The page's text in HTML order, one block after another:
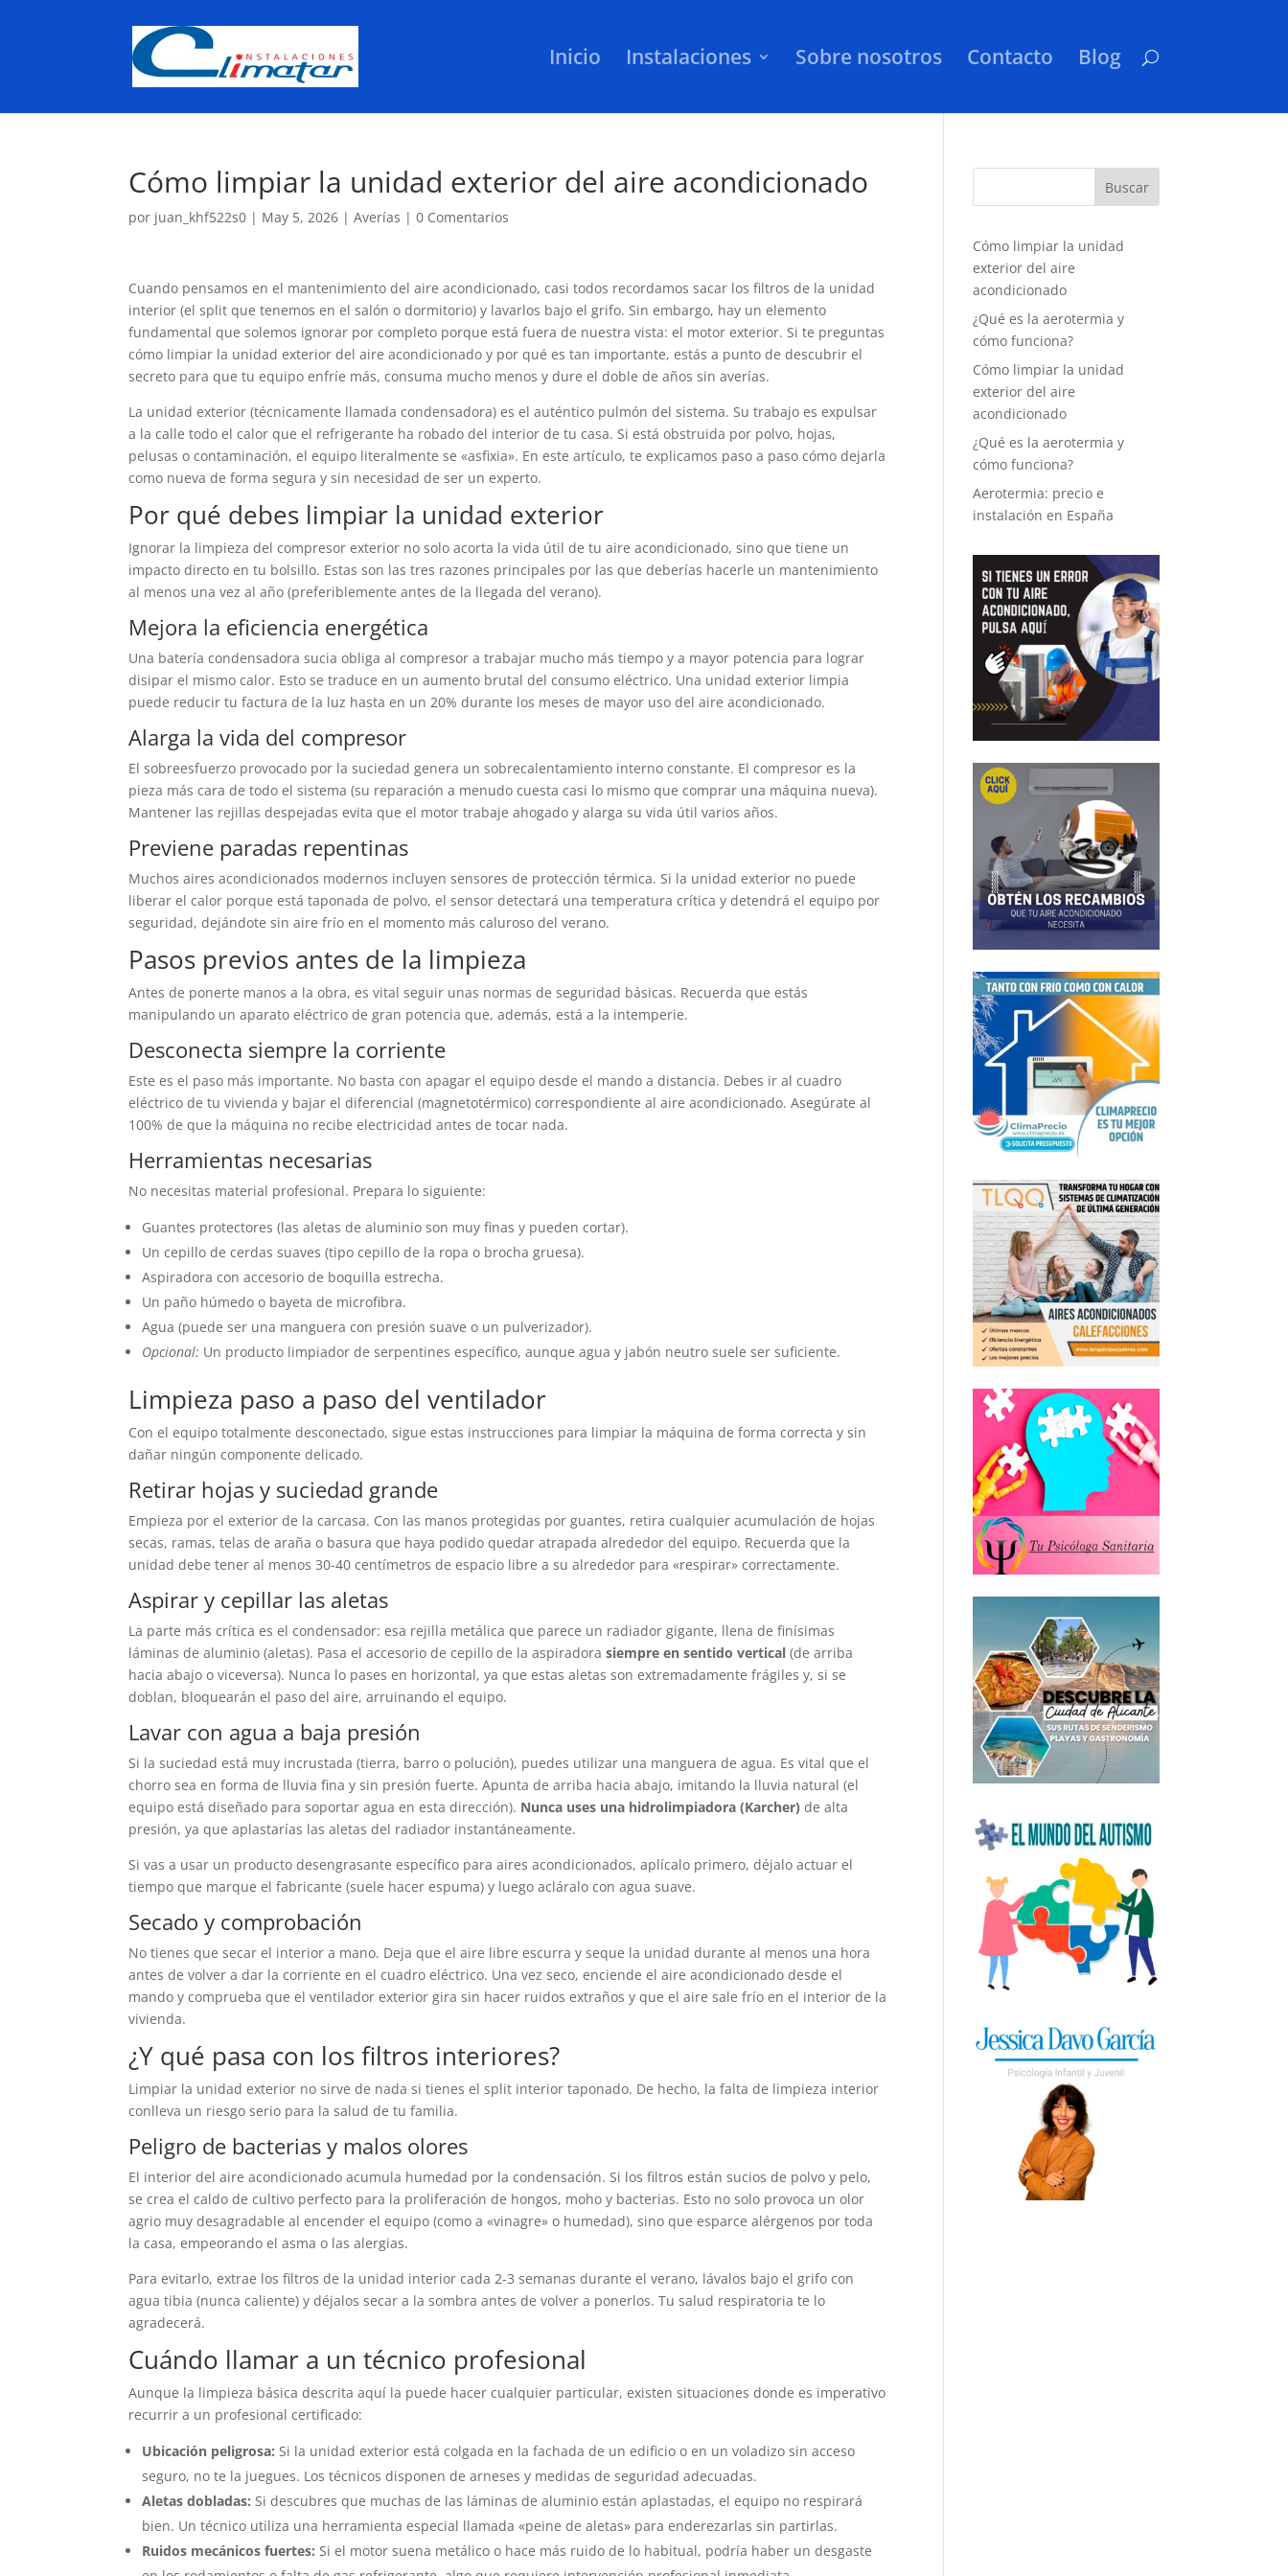
Inicio Instalaciones Sobre nosotros Contacto Blog
Cómo limpiar la unidad exterior del aire acondicionado
por juan_khf522s0 | May 5, 2026 |Averías |0 Comentarios
Cuando pensamos en el mantenimiento del aire acondicionado, casi todos recordamos sacar los filtros de la unidad
interior (el split que tenemos en el salón o dormitorio) y lavarlos bajo el grifo. Sin embargo, hay un elemento
fundamental que solemos ignorar por completo porque está fuera de nuestra vista: el motor exterior. Si te preguntas
cómo limpiar la unidad exterior del aire acondicionado y por qué es tan importante, estás a punto de descubrir el
secreto para que tu equipo enfríe más, consuma mucho menos y dure el doble de años sin averías.
La unidad exterior (técnicamente llamada condensadora) es el auténtico pulmón del sistema. Su trabajo es expulsar
a la calle todo el calor que el refrigerante ha robado del interior de tu casa. Si está obstruida por polvo, hojas,
pelusas o contaminación, el equipo literalmente se «asfixia». En este artículo, te explicamos paso a paso cómo dejarla
como nueva de forma segura y sin necesidad de ser un experto.
Por qué debes limpiar la unidad exterior
Ignorar la limpieza del compresor exterior no solo acorta la vida útil de tu aire acondicionado, sino que tiene un
impacto directo en tu bolsillo. Estas son las tres razones principales por las que deberías hacerle un mantenimiento
al menos una vez al año (preferiblemente antes de la llegada del verano).
Mejora la eficiencia energética
Una batería condensadora sucia obliga al compresor a trabajar mucho más tiempo y a mayor potencia para lograr
disipar el mismo calor. Esto se traduce en un aumento brutal del consumo eléctrico. Una unidad exterior limpia
puede reducir tu factura de la luz hasta en un 20% durante los meses de mayor uso del aire acondicionado.
Alarga la vida del compresor
El sobreesfuerzo provocado por la suciedad genera un sobrecalentamiento interno constante. El compresor es la
pieza más cara de todo el sistema (su reparación a menudo cuesta casi lo mismo que comprar una máquina nueva).
Mantener las rejillas despejadas evita que el motor trabaje ahogado y alarga su vida útil varios años.
Previene paradas repentinas
Muchos aires acondicionados modernos incluyen sensores de protección térmica. Si la unidad exterior no puede
liberar el calor porque está taponada de polvo, el sensor detectará una temperatura crítica y detendrá el equipo por
seguridad, dejándote sin aire frío en el momento más caluroso del verano.
Pasos previos antes de la limpieza
Antes de ponerte manos a la obra, es vital seguir unas normas de seguridad básicas. Recuerda que estás
manipulando un aparato eléctrico de gran potencia que, además, está a la intemperie.
Desconecta siempre la corriente
Este es el paso más importante. No basta con apagar el equipo desde el mando a distancia. Debes ir al cuadro
eléctrico de tu vivienda y bajar el diferencial (magnetotérmico) correspondiente al aire acondicionado. Asegúrate al
100% de que la máquina no recibe electricidad antes de tocar nada.
Herramientas necesarias
No necesitas material profesional. Prepara lo siguiente:
Guantes protectores (las aletas de aluminio son muy finas y pueden cortar).
Un cepillo de cerdas suaves (tipo cepillo de la ropa o brocha gruesa).
Aspiradora con accesorio de boquilla estrecha.
Un paño húmedo o bayeta de microfibra.
Agua (puede ser una manguera con presión suave o un pulverizador).
Opcional: Un producto limpiador de serpentines específico, aunque agua y jabón neutro suele ser suficiente.
Limpieza paso a paso del ventilador
Con el equipo totalmente desconectado, sigue estas instrucciones para limpiar la máquina de forma correcta y sin
dañar ningún componente delicado.
Retirar hojas y suciedad grande
Empieza por el exterior de la carcasa. Con las manos protegidas por guantes, retira cualquier acumulación de hojas
secas, ramas, telas de araña o basura que haya podido quedar atrapada alrededor del equipo. Recuerda que la
unidad debe tener al menos 30-40 centímetros de espacio libre a su alrededor para «respirar» correctamente.
Aspirar y cepillar las aletas
La parte más crítica es el condensador: esa rejilla metálica que parece un radiador gigante, llena de finísimas
láminas de aluminio (aletas). Pasa el accesorio de cepillo de la aspiradorasiempre en sentido vertical (de arriba
hacia abajo o viceversa). Nunca lo pases en horizontal, ya que estas aletas son extremadamente frágiles y, si se
doblan, bloquearán el paso del aire, arruinando el equipo.
Lavar con agua a baja presión
Si la suciedad está muy incrustada (tierra, barro o polución), puedes utilizar una manguera de agua. Es vital que el
chorro sea en forma de lluvia fina y sin presión fuerte. Apunta de arriba hacia abajo, imitando la lluvia natural (el
equipo está diseñado para soportar agua en esta dirección). Nunca uses una hidrolimpiadora (Karcher) de alta
presión, ya que aplastarías las aletas del radiador instantáneamente.
Si vas a usar un producto desengrasante específico para aires acondicionados, aplícalo primero, déjalo actuar el
tiempo que marque el fabricante (suele hacer espuma) y luego acláralo con agua suave.
Secado y comprobación
No tienes que secar el interior a mano. Deja que el aire libre escurra y seque la unidad durante al menos una hora
antes de volver a dar la corriente en el cuadro eléctrico. Una vez seco, enciende el aire acondicionado desde el
mando y comprueba que el ventilador exterior gira sin hacer ruidos extraños y que el aire sale frío en el interior de la
vivienda.
¿Y qué pasa con los filtros interiores?
Limpiar la unidad exterior no sirve de nada si tienes el split interior taponado. De hecho, la falta de limpieza interior
conlleva un riesgo serio para la salud de tu familia.
Peligro de bacterias y malos olores
El interior del aire acondicionado acumula humedad por la condensación. Si los filtros están sucios de polvo y pelo,
se crea el caldo de cultivo perfecto para la proliferación de hongos, moho y bacterias. Esto no solo provoca un olor
agrio muy desagradable al encender el equipo (como a «vinagre» o humedad), sino que esparce alérgenos por toda
la casa, empeorando el asma o las alergias.
Para evitarlo, extrae los filtros de la unidad interior cada 2-3 semanas durante el verano, lávalos bajo el grifo con
agua tibia (nunca caliente) y déjalos secar a la sombra antes de volver a ponerlos. Tu salud respiratoria te lo
agradecerá.
Cuándo llamar a un técnico profesional
Aunque la limpieza básica descrita aquí la puede hacer cualquier particular, existen situaciones donde es imperativo
recurrir a un profesional certificado:
Ubicación peligrosa: Si la unidad exterior está colgada en la fachada de un edificio o en un voladizo sin acceso
seguro, no te la juegues. Los técnicos disponen de arneses y medidas de seguridad adecuadas.
Aletas dobladas: Si descubres que muchas de las láminas de aluminio están aplastadas, el equipo no respirará
bien. Un técnico utiliza una herramienta especial llamada «peine de aletas» para enderezarlas sin partirlas.
Ruidos mecánicos fuertes: Si el motor suena metálico o hace más ruido de lo habitual, podría haber un desgaste
Cómo limpiar la unidad
exterior del aire
acondicionado
¿Qué es la aerotermia y
cómo funciona?
Cómo limpiar la unidad
exterior del aire
acondicionado
¿Qué es la aerotermia y
cómo funciona?
Aerotermia: precio e
instalación en España